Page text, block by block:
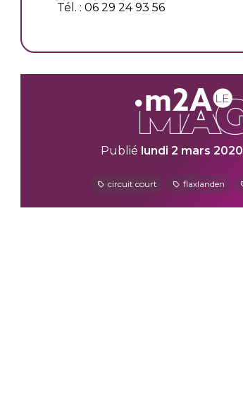
Tél. : 06 29 24 93 56
Publié lundi 2 mars 2020
circuit court flaxlanden